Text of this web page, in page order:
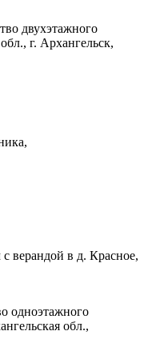
двухэтажного
г. Архангельск,
верандой в д. Красное,
одноэтажного
обл.,